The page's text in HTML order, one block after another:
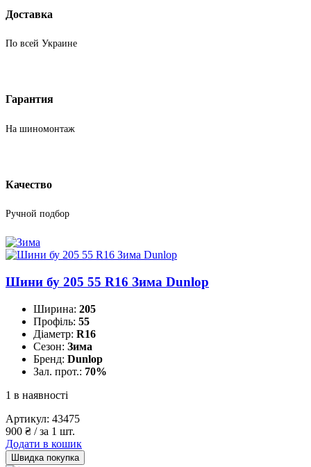
Доставка
По всей Украине
Гарантия
На шиномонтаж
Качество
Ручной подбор
Шини бу 205 55 R16 Зима Dunlop
Ширина: 205
Профіль: 55
Діаметр: R16
Сезон: Зима
Бренд: Dunlop
Зал. прот.: 70%
1 в наявності
Артикул: 43475
900 ₴ / за 1 шт.
Додати в кошик
Швидка покупка